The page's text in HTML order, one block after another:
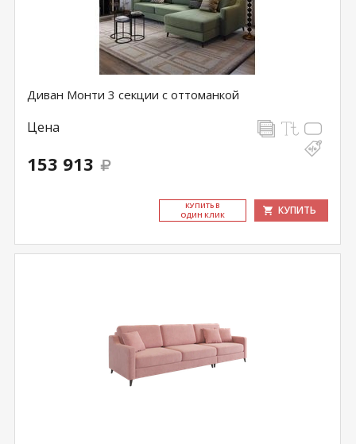
Диван Монти 3 секции с оттоманкой
Цена
153 913
КУ­ПИТЬ В
ОДИН КЛИК
КУПИТЬ